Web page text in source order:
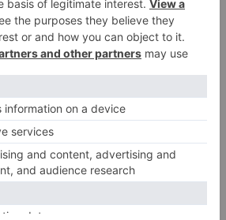
Un pivot clásico.
espaldas al aro y machacar
y 6 rebotes para 26 de
más enchufado en el juego